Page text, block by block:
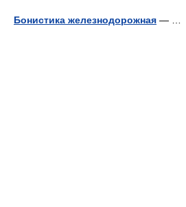
Бонистика железнодорожная — …